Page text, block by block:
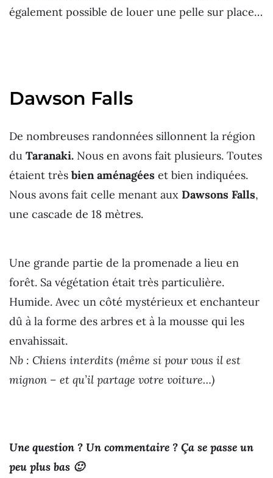
également possible de louer une pelle sur place…
Dawson Falls
De nombreuses randonnées sillonnent la région
du Taranaki. Nous en avons fait plusieurs. Toutes
étaient très bien aménagées et bien indiquées.
Nous avons fait celle menant aux Dawsons Falls,
une cascade de 18 mètres.
Une grande partie de la promenade a lieu en
forêt. Sa végétation était très particulière.
Humide. Avec un côté mystérieux et enchanteur
dû à la forme des arbres et à la mousse qui les
envahissait.
Nb : Chiens interdits (même si pour vous il est
mignon – et qu’il partage votre voiture…)
Une question ? Un commentaire ? Ça se passe un
peu plus bas 🙂